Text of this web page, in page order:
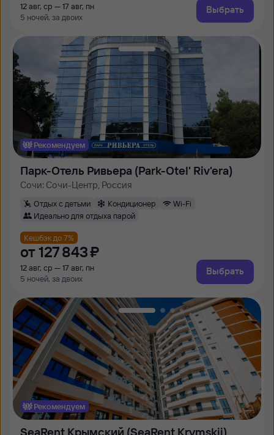
12 авг, ср — 17 авг, пн
5 ночей, за двоих
Выбрать
Рекомендуем
Парк-Отель Ривьера (Park-Otel' Riv'era)
Сочи: Сочи-Центр, Россия
Отдых с детьми Кондиционер
Wi-Fi
Идеально для отдыха парой
Кешбэк до 7%
от 127 ⁠843 ⁠₽
12 авг, ср — 17 авг, пн
5 ночей, за двоих
Выбрать
Рекомендуем
SeaRent Крымский (SeaRent Krymskij)